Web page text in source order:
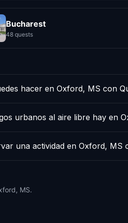
Bucharest
48 quests
hacer en Oxford, MS con
urbanos al aire libre hay en
una actividad en Oxford, MS
MS.